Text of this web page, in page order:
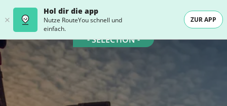
Hol dir die app
Nutze RouteYou schnell und
einfach.
ZUR APP
- SELECTION -